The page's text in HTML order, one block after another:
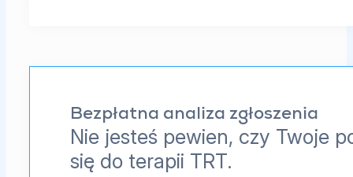
Bezpłatna analiza zgłoszenia
Nie jesteś pewien, czy Twoje
się do terapii TRT.